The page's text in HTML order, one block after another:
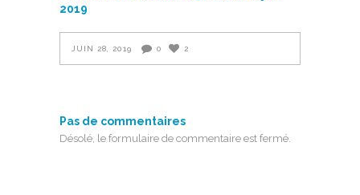
2019
JUIN 28, 2019 0 2
Pas de commentaires
Désolé, le formulaire de commentaire est fermé.